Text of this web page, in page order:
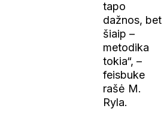
tapo
dažnos, bet
šiaip –
metodika
tokia“, –
feisbuke
rašė M.
Ryla.